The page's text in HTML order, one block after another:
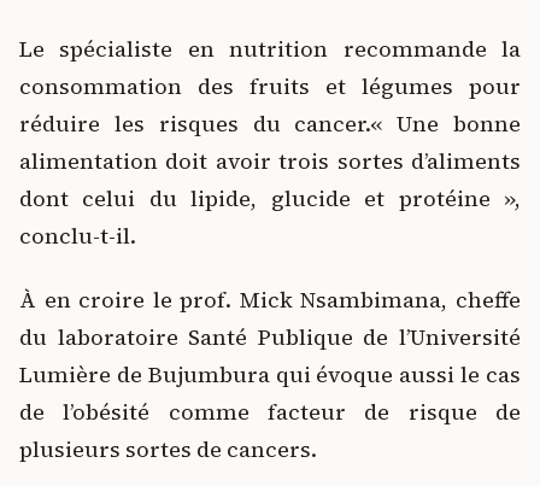
Le spécialiste en nutrition recommande la
consommation des fruits et légumes pour
réduire les risques du cancer.« Une bonne
alimentation doit avoir trois sortes d’aliments
dont celui du lipide, glucide et protéine »,
conclu-t-il.
À en croire le prof. Mick Nsambimana, cheffe
du laboratoire Santé Publique de l’Université
Lumière de Bujumbura qui évoque aussi le cas
de l’obésité comme facteur de risque de
plusieurs sortes de cancers.